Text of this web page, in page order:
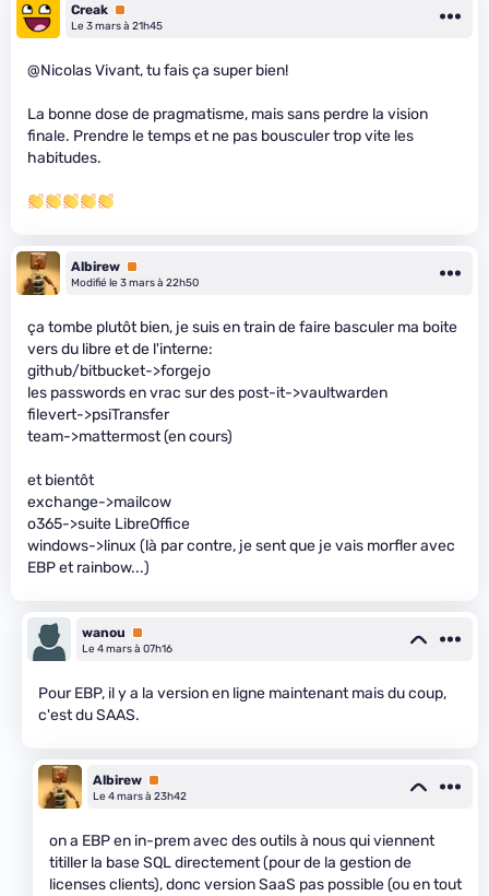
Creak Premium
Le 3 mars à 21h45
@Nicolas Vivant, tu fais ça super bien!
La bonne dose de pragmatisme, mais sans perdre la vision
finale. Prendre le temps et ne pas bousculer trop vite les
habitudes.
Albirew Premium
Modifié le 3 mars à 22h50
ça tombe plutôt bien, je suis en train de faire basculer ma boite
vers du libre et de l'interne:
github/bitbucket->forgejo
les passwords en vrac sur des post-it->vaultwarden
filevert->psiTransfer
team->mattermost (en cours)
et bientôt
exchange->mailcow
o365->suite LibreOffice
windows->linux (là par contre, je sent que je vais morfler avec
EBP et rainbow...)
wanou
Premium
Le 4 mars à 07h16
Pour EBP, il y a la version en ligne maintenant mais du coup,
c'est du SAAS.
Albirew Premium
Le 4 mars à 23h42
on a EBP en in-prem avec des outils à nous qui viennent
titiller la base SQL directement (pour de la gestion de
licenses clients), donc version SaaS pas possible (ou en tout